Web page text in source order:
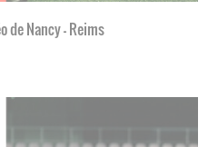
de Nancy - Reims